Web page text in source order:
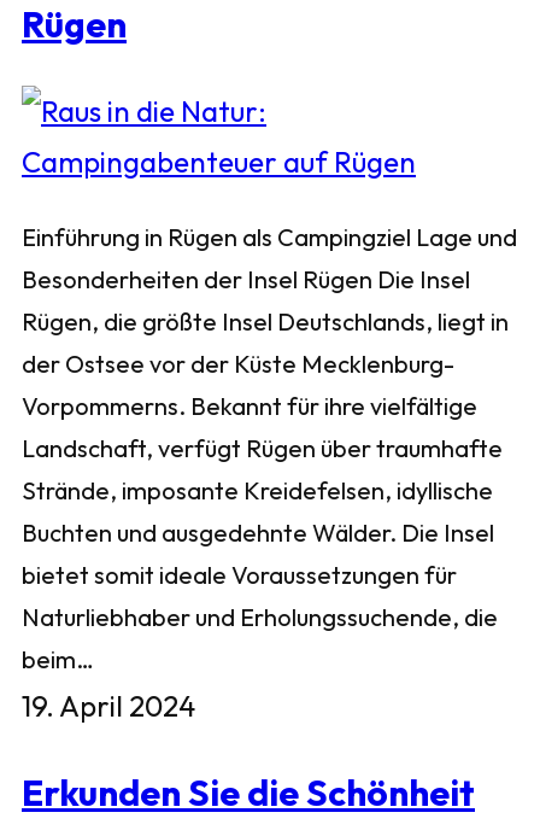
Rügen
Einführung in Rügen als Campingziel Lage und
Besonderheiten der Insel Rügen Die Insel
Rügen, die größte Insel Deutschlands, liegt in
der Ostsee vor der Küste Mecklenburg-
Vorpommerns. Bekannt für ihre vielfältige
Landschaft, verfügt Rügen über traumhafte
Strände, imposante Kreidefelsen, idyllische
Buchten und ausgedehnte Wälder. Die Insel
bietet somit ideale Voraussetzungen für
Naturliebhaber und Erholungssuchende, die
beim…
19. April 2024
Erkunden Sie die Schönheit